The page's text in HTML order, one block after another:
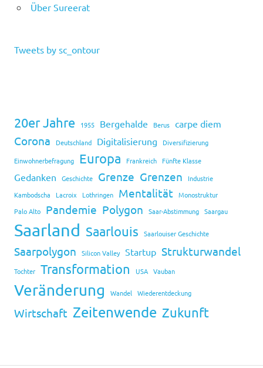
Über Sureerat
Tweets by sc_ontour
20er Jahre 1955 Bergehalde Berus carpe diem
Corona Deutschland Digitalisierung
Diversifizierung
Einwohnerbefragung
Europa Frankreich Fünfte Klasse
Gedanken Geschichte Grenze Grenzen
Industrie
Kambodscha
Lacroix Lothringen Mentalität Monostruktur
Palo Alto
Pandemie Polygon Saar-Abstimmung Saargau
Saarland Saarlouis Saarlouiser Geschichte
Saarpolygon Silicon Valley Startup Strukturwandel
Tochter Transformation USA Vauban
Veränderung Wandel Wiederentdeckung
Wirtschaft Zeitenwende Zukunft